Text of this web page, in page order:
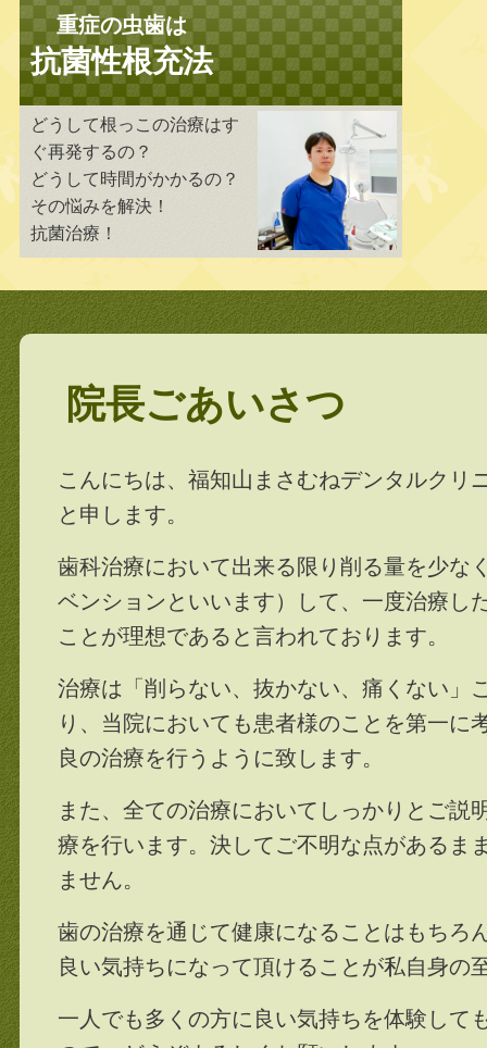
重症の虫歯は
抗菌性根充法
どうして根っこの治療はす
ぐ再発するの？
どうして時間がかかるの？
その悩みを解決！
抗菌治療！
院長ごあいさつ
こんにちは、福知山まさむねデンタルクリ
と申します。
歯科治療において出来る限り削る量を少な
ベンションといいます）して、一度治療し
ことが理想であると言われております。
治療は「削らない、抜かない、痛くない」
り、当院においても患者様のことを第一に
良の治療を行うように致します。
また、全ての治療においてしっかりとご説
療を行います。決してご不明な点があるま
ません。
歯の治療を通じて健康になることはもちろ
良い気持ちになって頂けることが私自身の
一人でも多くの方に良い気持ちを体験して